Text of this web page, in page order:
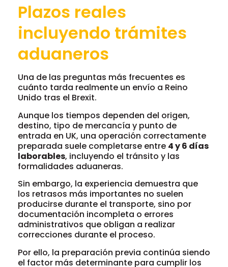
Plazos reales
incluyendo trámites
aduaneros
Una de las preguntas más frecuentes es
cuánto tarda realmente un envío a Reino
Unido tras el Brexit.
Aunque los tiempos dependen del origen,
destino, tipo de mercancía y punto de
entrada en UK, una operación correctamente
preparada suele completarse entre 4 y 6 días
laborables, incluyendo el tránsito y las
formalidades aduaneras.
Sin embargo, la experiencia demuestra que
los retrasos más importantes no suelen
producirse durante el transporte, sino por
documentación incompleta o errores
administrativos que obligan a realizar
correcciones durante el proceso.
Por ello, la preparación previa continúa siendo
el factor más determinante para cumplir los